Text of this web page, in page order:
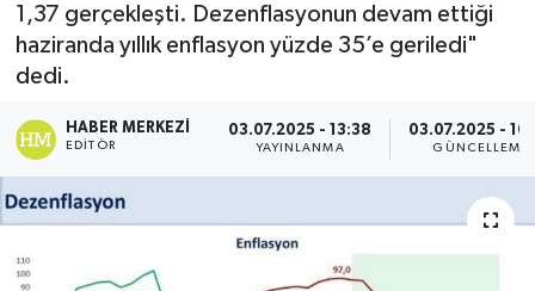
1,37 gerçekleşti. Dezenflasyonun devam ettiği
haziranda yıllık enflasyon yüzde 35’e geriledi"
dedi.
HABER MERKEZI
EDITÖR
03.07.2025 - 13:38
YAYINLANMA
03.07.2025 -
GÜNCELLEME